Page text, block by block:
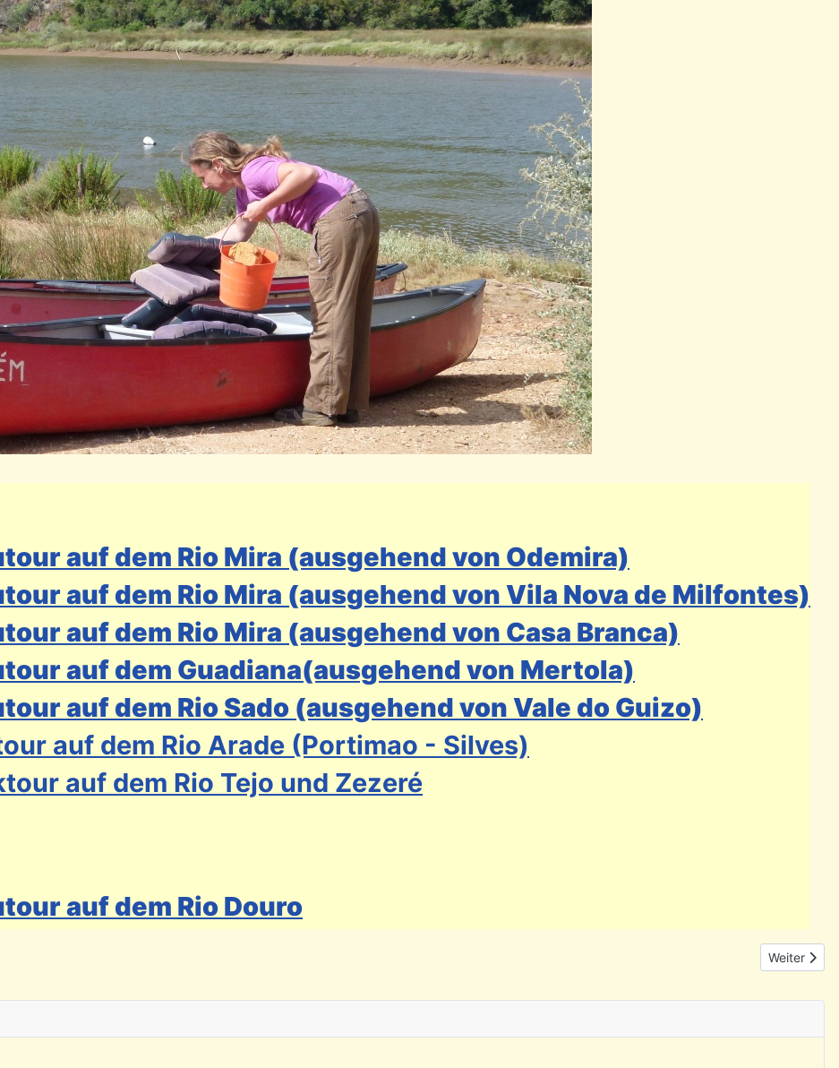
auf dem Rio Mira (ausgehend von Odemira)
auf dem Rio Mira (ausgehend von Vila Nova de Milfontes)
auf dem Rio Mira (ausgehend von Casa Branca)
auf dem Guadiana(ausgehend von Mertola)
auf dem Rio Sado (ausgehend von Vale do Guizo)
auf dem Rio Arade (Portimao - Silves)
auf dem Rio Tejo und Zezeré
auf dem Rio Douro
auf die Kapverden beachten Nächster
Weiter